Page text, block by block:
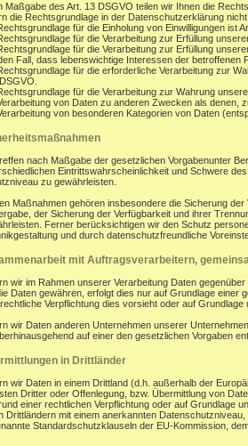
Maßgabe des Art. 13 DSGVO teilen wir Ihnen die
die Rechtsgrundlage in der Datenschutzerklärung
für die Einholung von Einwilligungen ist
für die Verarbeitung zur Erfüllung
für die Verarbeitung zur Erfüllung
Fall, dass lebenswichtige Interessen der betroffenen
für die erforderliche Verarbeitung zur
für die Verarbeitung zur Wahrung
von Daten zu anderen Zwecken als denen,
von besonderen Kategorien von Daten
nach Maßgabe der gesetzlichen Vorgabenunter
Eintrittswahrscheinlichkeit und Schwere
zu gewährleisten.
Maßnahmen gehören insbesondere die Sicherung
der Sicherung der Verfügbarkeit und ihrer
Ferner berücksichtigen wir den Schutz
und durch datenschutzfreundliche
mit Auftragsverarbeitern,
wir im Rahmen unserer Verarbeitung Daten
Daten gewähren, erfolgt dies nur auf Grundlage einer
Verpflichtung dies vorsieht oder auf
wir Daten anderen Unternehmen unserer
auf einer den gesetzlichen Vorgaben
in Drittländer
wir Daten in einem Drittland (d.h. außerhalb der
Dritter oder Offenlegung, bzw. Übermittlung von
einer rechtlichen Verpflichtung oder auf Grundlage
Drittländern mit einem anerkannten
Standardschutzklauseln der EU-Kommission,